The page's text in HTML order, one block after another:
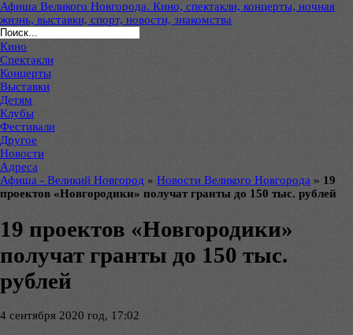
Афиша Великого Новгорода. Кино, спектакли, концерты, ночная
жизнь, выставки, спорт, новости, знакомства
Кино
Спектакли
Концерты
Выставки
Детям
Клубы
Фестивали
Другое
Новости
Адреса
Афиша - Великий Новгород » Новости Великого Новгорода » 19
проектов «Новгородики» получат гранты до 150 тыс. рублей
19 проектов «Новгородики»
получат гранты до 150 тыс.
рублей
4 сентября 2020 год, 17:02